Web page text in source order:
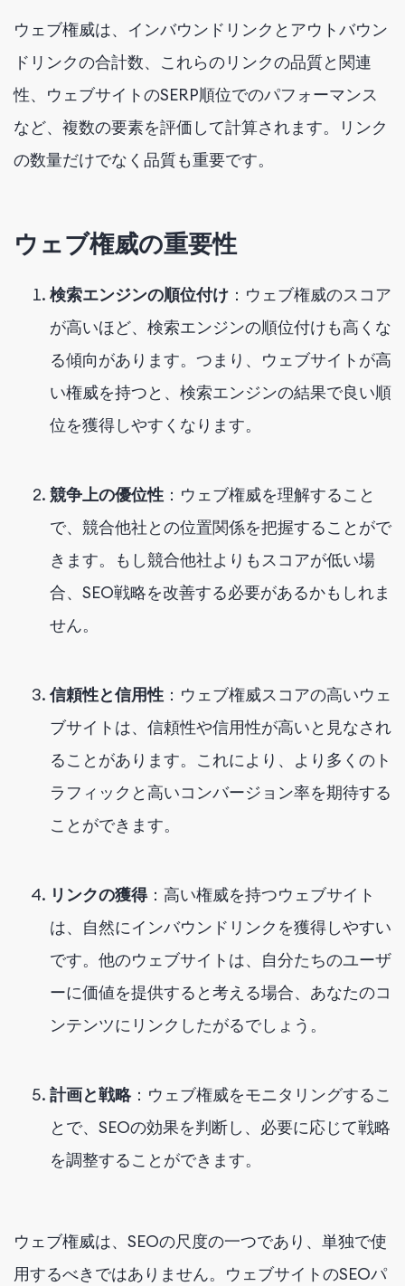
ウェブ権威は、インバウンドリンクとアウトバウン
ドリンクの合計数、これらのリンクの品質と関連
性、ウェブサイトのSERP順位でのパフォーマンス
など、複数の要素を評価して計算されます。リンク
の数量だけでなく品質も重要です。
ウェブ権威の重要性
検索エンジンの順位付け ：ウェブ権威のスコア
が高いほど、検索エンジンの順位付けも高くな
る傾向があります。つまり、ウェブサイトが高
い権威を持つと、検索エンジンの結果で良い順
位を獲得しやすくなります。
競争上の優位性 ：ウェブ権威を理解すること
で、競合他社との位置関係を把握することがで
きます。もし競合他社よりもスコアが低い場
合、SEO戦略を改善する必要があるかもしれま
せん。
信頼性と信用性 ：ウェブ権威スコアの高いウェ
ブサイトは、信頼性や信用性が高いと見なされ
ることがあります。これにより、より多くのト
ラフィックと高いコンバージョン率を期待する
ことができます。
リンクの獲得：高い権威を持つウェブサイト
は、自然にインバウンドリンクを獲得しやすい
です。他のウェブサイトは、自分たちのユーザ
ーに価値を提供すると考える場合、あなたのコ
ンテンツにリンクしたがるでしょう。
計画と戦略 ：ウェブ権威をモニタリングするこ
とで、SEOの効果を判断し、必要に応じて戦略
を調整することができます。
ウェブ権威は、SEOの尺度の一つであり、単独で使
用するべきではありません。ウェブサイトのSEOパ